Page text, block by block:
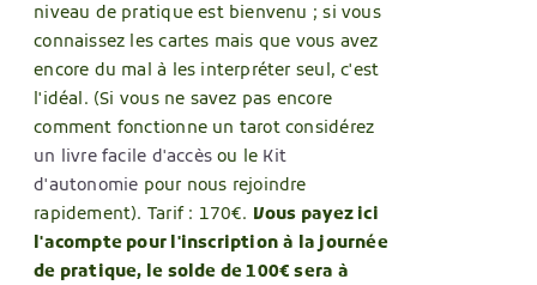
niveau de pratique est bienvenu ; si vous
connaissez les cartes mais que vous avez
encore du mal à les interpréter seul, c'est
l'idéal. (Si vous ne savez pas encore
comment fonctionne un tarot considérez
un livre facile d'accès ou le Kit
d'autonomie pour nous rejoindre
rapidement). Tarif : 170€. Vous payez ici
l'acompte pour l'inscription à la journée
de pratique, le solde de 100€ sera à